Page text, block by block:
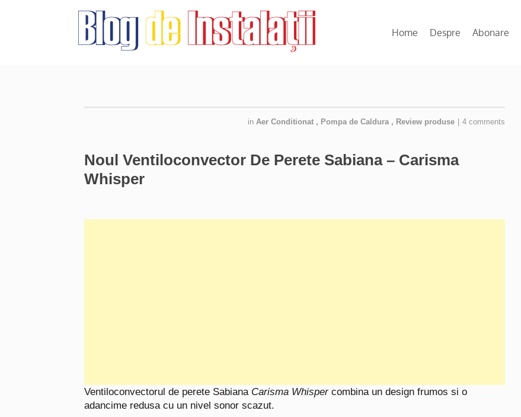
Home Despre Abonare
in Aer Conditionat , Pompa de Caldura , Review produse 4 comments
Noul Ventiloconvector De Perete Sabiana – Carisma
Whisper
Ventiloconvectorul de perete SabianaCarisma Whispercombina un design frumos si o
adancime redusa cu un nivel sonor scazut.